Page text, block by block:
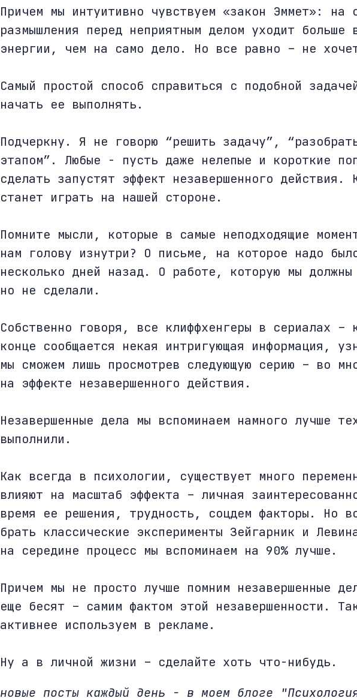
Причем мы интуитивно чувствуем «закон Эммет»: на
размышления перед неприятным делом уходит больше
энергии, чем на само дело. Но все равно – не
Самый простой способ справиться с подобной
начать ее выполнять.
Подчеркну. Я не говорю “решить задачу”,
этапом”. Любые - пусть даже нелепые и короткие
сделать запустят эффект незавершенного действия.
станет играть на нашей стороне.
Помните мысли, которые в самые неподходящие
нам голову изнутри? О письме, на которое надо
несколько дней назад. О работе, которую мы должны
но не сделали.
Собственно говоря, все клиффхенгеры в сериалах –
конце сообщается некая интригующая информация,
мы сможем лишь просмотрев следующую серию – во
на эффекте незавершенного действия.
Незавершенные дела мы вспоминаем намного лучше
выполнили.
Как всегда в психологии, существует много
влияют на масштаб эффекта – личная
время ее решения, трудность, соцдем факторы. Но
брать классические эксперименты Зейгарник и
на середине процесс мы вспоминаем на 90% лучше.
Причем мы не просто лучше помним незавершенные
еще бесят – самим фактом этой незавершенности.
активнее используем в рекламе.
Ну а в личной жизни – сделайте хоть что-нибудь.
новые посты каждый день - в моем блоге